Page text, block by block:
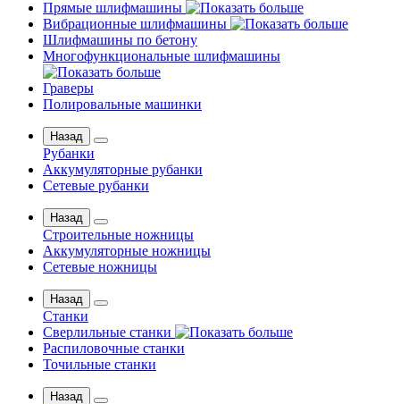
Прямые шлифмашины
Вибрационные шлифмашины
Шлифмашины по бетону
Многофункциональные шлифмашины
Граверы
Полировальные машинки
Назад
Рубанки
Аккумуляторные рубанки
Сетевые рубанки
Назад
Строительные ножницы
Аккумуляторные ножницы
Сетевые ножницы
Назад
Станки
Сверлильные станки
Распиловочные станки
Точильные станки
Назад